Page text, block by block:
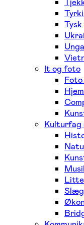
Tysk
It og foto
Kulturfag